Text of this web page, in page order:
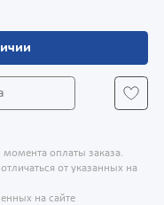
момента оплаты заказа.
от указанных на
на сайте